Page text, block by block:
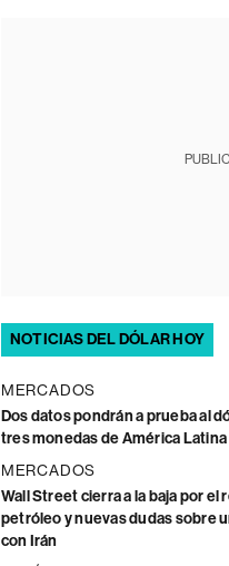
NOTICIAS DEL DÓLAR HOY
MERCADOS
Dos datos pondrán a prueba al
tres monedas de América Latina
MERCADOS
Wall Street cierra a la baja por el
petróleo y nuevas dudas sobre
con Irán